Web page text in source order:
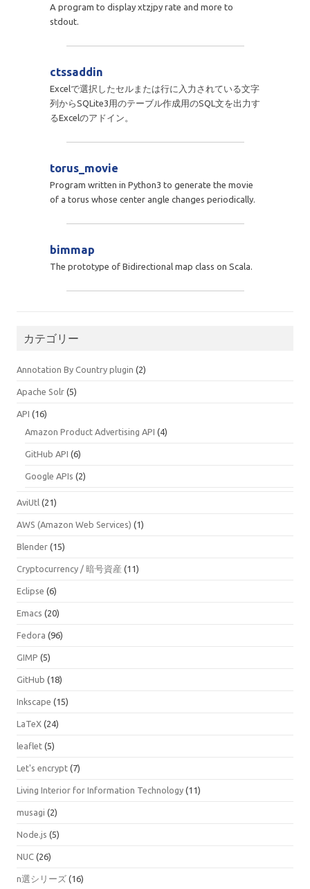
A program to display xtzjpy rate and more to
stdout.
ctssaddin
Excelで選択したセルまたは行に入力されている文字
列からSQLite3用のテーブル作成用のSQL文を出力す
るExcelのアドイン。
torus_movie
Program written in Python3 to generate the movie
of a torus whose center angle changes periodically.
bimmap
The prototype of Bidirectional map class on Scala.
カテゴリー
Annotation By Country plugin (2)
Apache Solr (5)
API (16)
Amazon Product Advertising API (4)
GitHub API (6)
Google APIs (2)
AviUtl (21)
AWS (Amazon Web Services) (1)
Blender (15)
Cryptocurrency / 暗号資産 (11)
Eclipse (6)
Emacs (20)
Fedora (96)
GIMP (5)
GitHub (18)
Inkscape (15)
LaTeX (24)
leaflet (5)
Let's encrypt (7)
Living Interior for Information Technology (11)
musagi (2)
Node.js (5)
NUC (26)
n選シリーズ (16)